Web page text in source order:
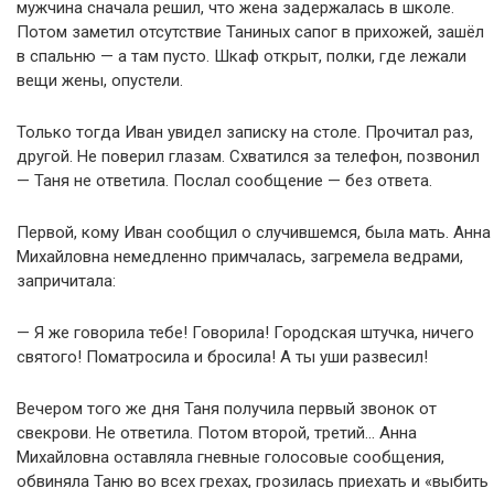
мужчина сначала решил, что жена задержалась в школе.
Потом заметил отсутствие Таниных сапог в прихожей, зашёл
в спальню — а там пусто. Шкаф открыт, полки, где лежали
вещи жены, опустели.
Только тогда Иван увидел записку на столе. Прочитал раз,
другой. Не поверил глазам. Схватился за телефон, позвонил
— Таня не ответила. Послал сообщение — без ответа.
Первой, кому Иван сообщил о случившемся, была мать. Анна
Михайловна немедленно примчалась, загремела ведрами,
запричитала:
— Я же говорила тебе! Говорила! Городская штучка, ничего
святого! Поматросила и бросила! А ты уши развесил!
Вечером того же дня Таня получила первый звонок от
свекрови. Не ответила. Потом второй, третий… Анна
Михайловна оставляла гневные голосовые сообщения,
обвиняла Таню во всех грехах, грозилась приехать и «выбить